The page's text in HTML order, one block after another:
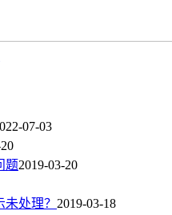
07-03
题2019-03-20
处理？ 2019-03-18